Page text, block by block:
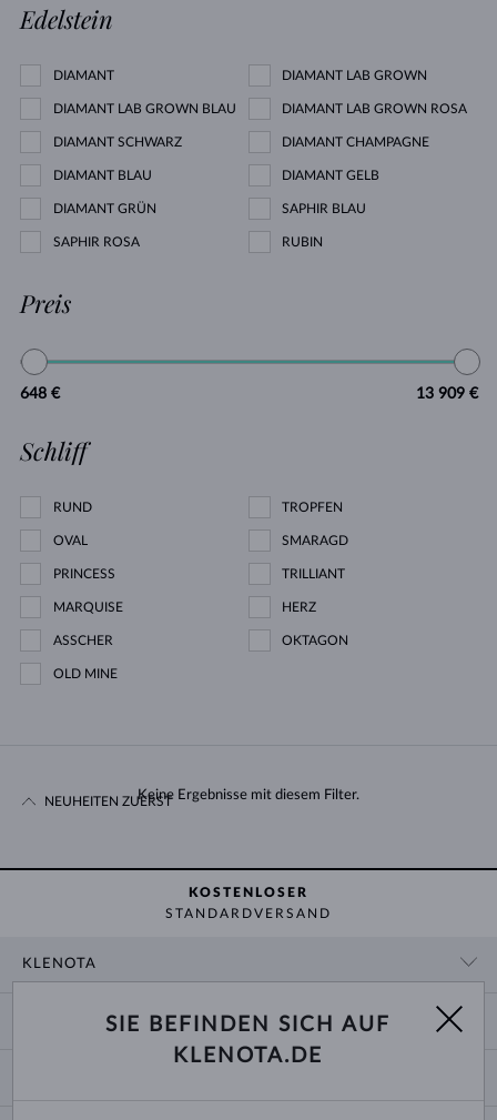
Edelstein
DIAMANT DIAMANT LAB GROWN
DIAMANT LAB GROWN BLAU DIAMANT LAB GROWN ROSA
DIAMANT SCHWARZ DIAMANT CHAMPAGNE
DIAMANT BLAU DIAMANT GELB
DIAMANT GRÜN SAPHIR BLAU
SAPHIR ROSA RUBIN
Preis
648 € 13 909 €
Schliff
RUND TROPFEN
OVAL SMARAGD
PRINCESS TRILLIANT
MARQUISE HERZ
ASSCHER OKTAGON
OLD MINE
Keine Ergebnisse mit diesem Filter.
NEUHEITEN ZUERST
KOSTENLOSER
STANDARDVERSAND
KLENOTA
SHOWROOM
ZAHLUNG UND VERSAND
SIE BEFINDEN SICH AUF
KLENOTA.DE